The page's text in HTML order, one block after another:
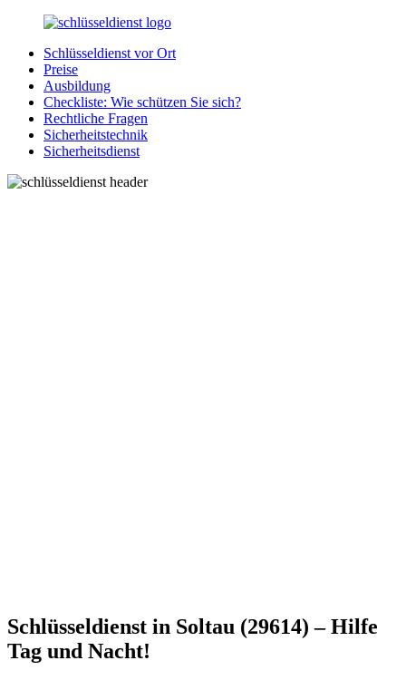
Zurück
Inhalt
SchluesseldienstDirekt.de
Ihre
Notlage
wird
gelöst!
Schlüsseldienst vor Ort
Preise
Ausbildung
Checkliste: Wie schützen Sie sich?
Rechtliche Fragen
Sicherheitstechnik
Sicherheitsdienst
Schlüsseldienst in Soltau (29614) – Hilfe
Tag und Nacht!